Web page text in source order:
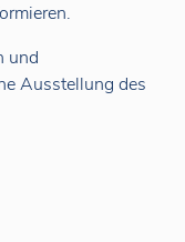
und
Ausstellung des